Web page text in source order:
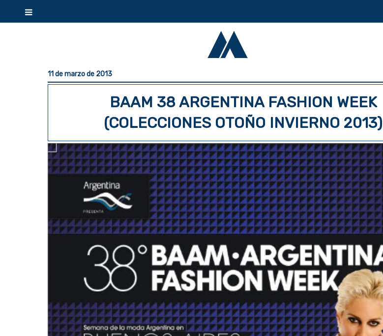
11 de marzo de 2013
BAAM 38 ARGENTINA FASHION WEEK
(COLECCIONES OTOÑO INVIERNO 2013)